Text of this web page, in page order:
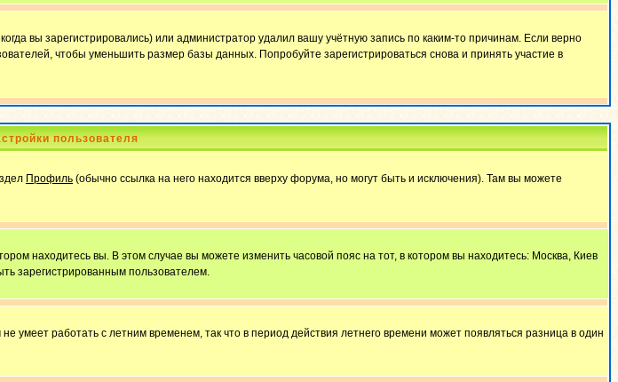
вы зарегистрировались) или администратор удалил вашу учётную запись по каким-то причинам. Если верно
чтобы уменьшить размер базы данных. Попробуйте зарегистрироваться снова и принять участие в
пользователя
Профиль (обычно ссылка на него находится вверху форума, но могут быть и исключения). Там вы можете
находитесь вы. В этом случае вы можете изменить часовой пояс на тот, в котором вы находитесь: Москва, Киев
зарегистрированным пользователем.
работать с летним временем, так что в период действия летнего времени может появляться разница в один